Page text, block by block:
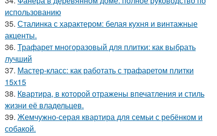
использованию
35. Сталинка с характером: белая кухня и винтажные
акценты.
36. Трафарет многоразовый для плитки: как выбрать
лучший
37. Мастер-класс: как работать с трафаретом плитки
15х15
38. Квартира, в которой отражены впечатления и стиль
жизни её владельцев.
39. Жемчужно-серая квартира для семьи с ребёнком и
собакой.